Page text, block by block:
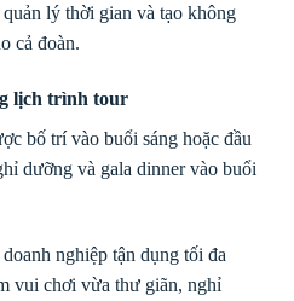
lý thời gian và tạo không
cả đoàn.
lịch trình tour
bố trí vào buổi sáng hoặc đầu
dưỡng và gala dinner vào buổi
nghiệp tận dụng tối đa
vui chơi vừa thư giãn, nghỉ